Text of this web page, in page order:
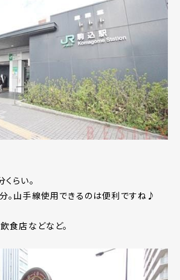
らい。
。山手線使用できるのは便利ですね♪
食店などなど。